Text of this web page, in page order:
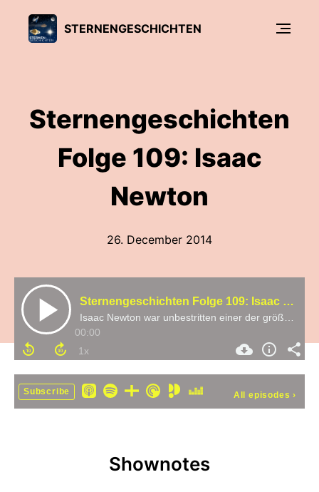
STERNENGESCHICHTEN
Sternengeschichten
Folge 109: Isaac
Newton
26. December 2014
Sternengeschichten Folge 109: Isaac Newton
00:00
Subscribe All episodes ›
Shownotes